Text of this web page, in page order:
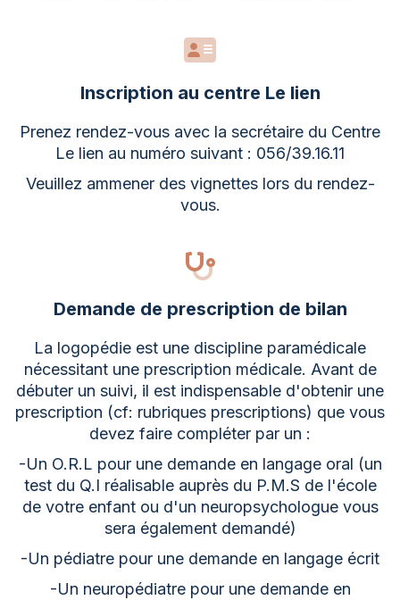
Inscription au centre Le lien
Prenez rendez-vous avec la secrétaire du Centre
Le lien au numéro suivant : 056/39.16.11
Veuillez ammener des vignettes lors du rendez-
vous.
Demande de prescription de bilan
La logopédie est une discipline paramédicale
nécessitant une prescription médicale. Avant de
débuter un suivi, il est indispensable d'obtenir une
prescription (cf: rubriques prescriptions) que vous
devez faire compléter par un :
-Un O.R.L pour une demande en langage oral (un
test du Q.I réalisable auprès du P.M.S de l'école
de votre enfant ou d'un neuropsychologue vous
sera également demandé)
-Un pédiatre pour une demande en langage écrit
-Un neuropédiatre pour une demande en